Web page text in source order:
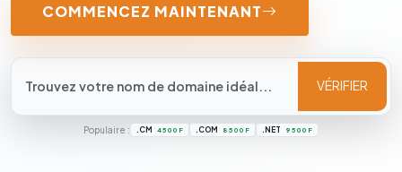
COMMENCEZ MAINTENANT
VÉRIFIER
Populaire : .CM 4 500 F .COM 8 500 F .NET 9 500 F